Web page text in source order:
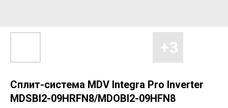
Сплит-система MDV Integra Pro Inverter
MDSBI2-09HRFN8/MDOBI2-09HFN8